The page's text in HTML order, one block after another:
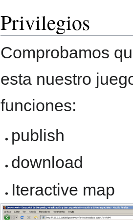
Privilegios
Comprobamos
esta nuestro
funciones:
publish
download
Iteractive map